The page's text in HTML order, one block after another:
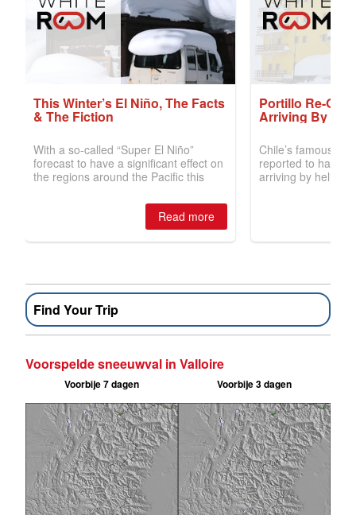
Find Your Trip
Voorspelde sneeuwval in Valloire
Voorbije 7 dagen Voorbije 3 dagen